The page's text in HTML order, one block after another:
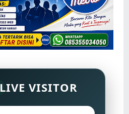
LIVE VISITOR